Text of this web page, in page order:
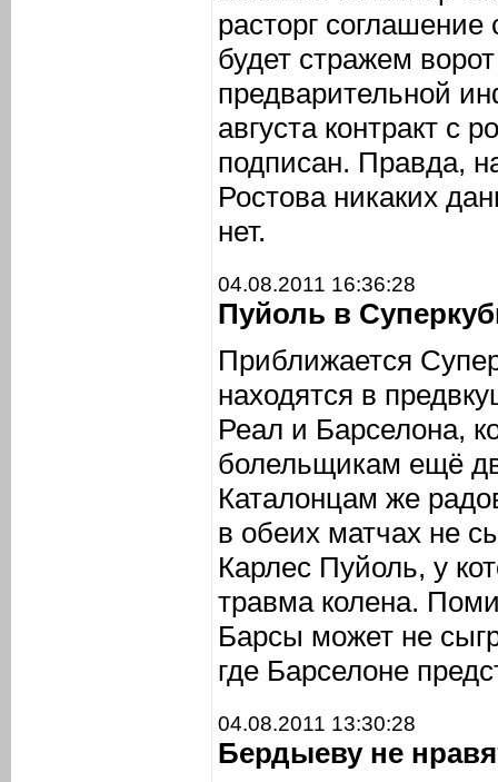
расторг
будет стражем
предварительной
августа контракт с
подписан. Правда,
Ростова никаких
нет.
04.08.2011 16:36:28
Пуйоль в
Приближается
находятся в
Реал и Барселона,
болельщикам ещё
Каталонцам же
в обеих матчах не
Карлес Пуйоль, у
травма колена.
Барсы может не
где Барселоне
04.08.2011 13:30:28
Бердыеву не